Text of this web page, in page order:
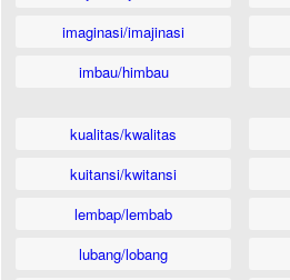
imaginasi/imajinasi
imbau/himbau
kualitas/kwalitas
kuitansi/kwitansi
lembap/lembab
lubang/lobang